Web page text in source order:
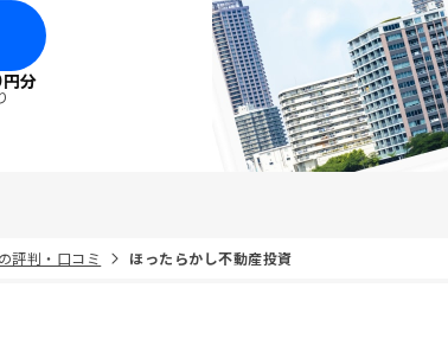
円分
評判・口コミ ほったらかし不動産投資